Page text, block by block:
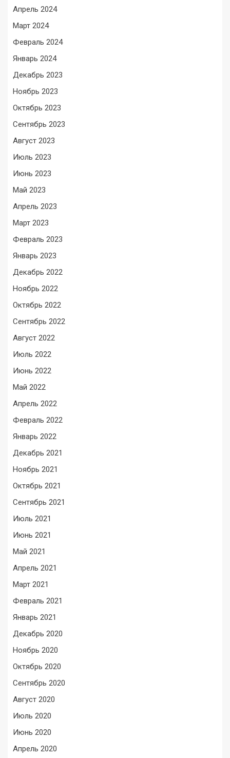
Апрель 2024
Март 2024
Февраль 2024
Январь 2024
Декабрь 2023
Ноябрь 2023
Октябрь 2023
Сентябрь 2023
Август 2023
Июль 2023
Июнь 2023
Май 2023
Апрель 2023
Март 2023
Февраль 2023
Январь 2023
Декабрь 2022
Ноябрь 2022
Октябрь 2022
Сентябрь 2022
Август 2022
Июль 2022
Июнь 2022
Май 2022
Апрель 2022
Февраль 2022
Январь 2022
Декабрь 2021
Ноябрь 2021
Октябрь 2021
Сентябрь 2021
Июль 2021
Июнь 2021
Май 2021
Апрель 2021
Март 2021
Февраль 2021
Январь 2021
Декабрь 2020
Ноябрь 2020
Октябрь 2020
Сентябрь 2020
Август 2020
Июль 2020
Июнь 2020
Апрель 2020